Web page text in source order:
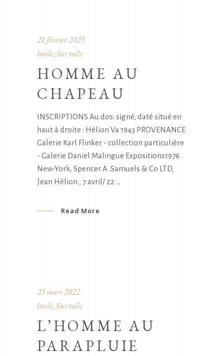
21 février 2025
huile, Sur toile
HOMME AU
CHAPEAU
INSCRIPTIONS Au dos: signé, daté situé en
haut à droite : Hélion Va 1943 PROVENANCE
Galerie Karl Flinker - collection particulière
- Galerie Daniel Malingue Expositions1976
New-York, Spencer A .Samuels & Co LTD,
Jean Hélion , 7 avril/ 22
Read More
23 mars 2022
huile Sur toile
L’HOMME AU
PARAPLUIE